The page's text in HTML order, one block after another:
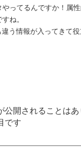
やってるんですか！属
ね。
う情報が入ってきて役
公開されることはあ
です